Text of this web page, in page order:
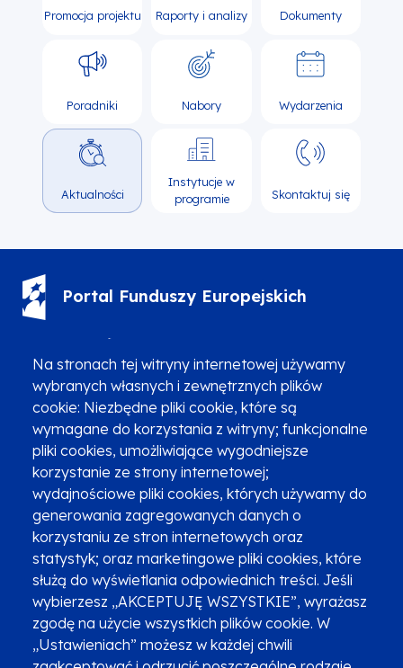
Na stronach tej witryny internetowej używamy
wybranych własnych i zewnętrznych plików
cookie: Niezbędne pliki cookie, które są
wymagane do korzystania z witryny; funkcjonalne
pliki cookies, umożliwiające wygodniejsze
korzystanie ze strony internetowej;
wydajnościowe pliki cookies, których używamy do
generowania zagregowanych danych o
korzystaniu ze stron internetowych oraz
statystyk; oraz marketingowe pliki cookies, które
służą do wyświetlania odpowiednich treści. Jeśli
wybierzesz „AKCEPTUJĘ WSZYSTKIE”, wyrażasz
zgodę na użycie wszystkich plików cookie. W
„Ustawieniach” możesz w każdej chwili
Promocja projektu Raporty i analizy Dokumenty
Poradniki Nabory Wydarzenia
Aktualności
Instytucje w
programie
Skontaktuj się
Portal Funduszy Europejskich
Zgłoszenia podejrzenia niezgodności z KPP i KPON
Newsletter
Fundusze SMS-em
Najczęściej zadawane pytania
Promocja projektu
Zobacz inne programy
Poznaj Fundusze 2014-2020
Deklaracja dostępności
Polityka prywatności